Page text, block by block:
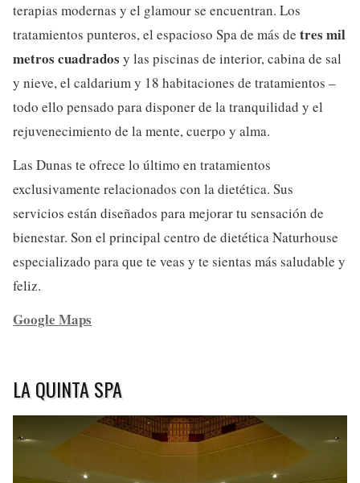
terapias modernas y el glamour se encuentran. Los
tratamientos punteros, el espacioso Spa de más de tres mil
metros cuadrados y las piscinas de interior, cabina de sal
y nieve, el caldarium y 18 habitaciones de tratamientos –
todo ello pensado para disponer de la tranquilidad y el
rejuvenecimiento de la mente, cuerpo y alma.
Las Dunas te ofrece lo último en tratamientos
exclusivamente relacionados con la dietética. Sus
servicios están diseñados para mejorar tu sensación de
bienestar. Son el principal centro de dietética Naturhouse
especializado para que te veas y te sientas más saludable y
feliz.
Google Maps
LA QUINTA SPA